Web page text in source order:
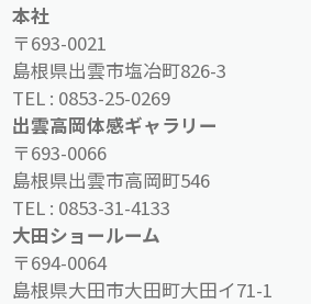
本社
〒693-0021
島根県出雲市塩冶町826-3
TEL : 0853-25-0269
出雲高岡体感ギャラリー
〒693-0066
島根県出雲市高岡町546
TEL : 0853-31-4133
大田ショールーム
〒694-0064
島根県大田市大田町大田イ71-1